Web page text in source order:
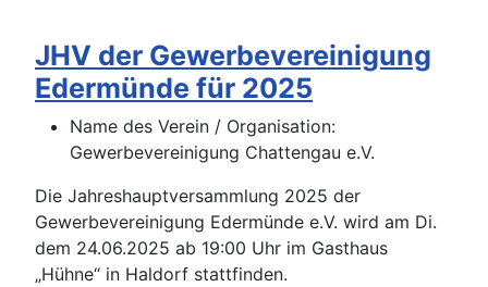
JHV der Gewerbevereinigung
Edermünde für 2025
Name des Verein / Organisation:
Gewerbevereinigung Chattengau e.V.
Die Jahreshauptversammlung 2025 der
Gewerbevereinigung Edermünde e.V. wird am Di.
dem 24.06.2025 ab 19:00 Uhr im Gasthaus
„Hühne“ in Haldorf stattfinden.